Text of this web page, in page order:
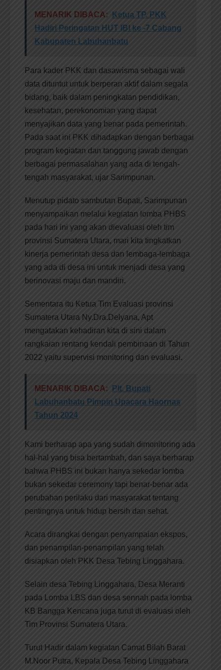
MENARIK DIBACA:
Ketua TP. PKK
Hadiri Peringatan HUT IBI ke -7 Cabang
Kabupaten Labuhanbatu
Para kader PKK dan dasawisma sebagai wali
data dituntut untuk berperan aktif dalam segala
bidang, baik dalam peningkatan pendidikan,
kesehatan, perekonomian yang dapat
menyajikan data yang benar pada pemerintah.
Pada saat ini PKK dihadapkan dengan berbagai
program kegiatan dan tanggung jawab dengan
berbagai permasalahan yang ada di tengah-
tengah masyarakat, ujar Sarimpunan.
Menutup pidato sambutan Bupati, Sarimpunan
menyampaikan melalui kegiatan lomba PHBS
pada hari ini yang akan dievaluasi oleh tim
provinsi Sumatera Utara, mari kita tingkatkan
kinerja pemerintah desa dan lembaga-lembaga
yang ada di desa ini untuk menjadi desa yang
berinovasi maju dan mandiri.
Sementara itu Ketua Tim Evaluasi provinsi
Sumatera Utara Ny.Dra.Delyana, Apt
mengatakan kehadiran kita di sini dalam
rangkaian rentang kendali pembinaan di Tahun
2022 yaitu supervisi monitoring dan evaluasi.
MENARIK DIBACA:
Plt. Bupati
Labuhanbatu Pimpin Upacara Haornas
Tahun 2024
Kami berharap apa yang sudah dimonitoring ada
hal-hal yang bisa bertambah, dan saya berharap
bahwa PHBS ini bukan hanya sekedar lomba
bukan sekedar ceremony tapi benar-benar ada
perubahan perilaku dari masyarakat tentang
pentingnya untuk hidup bersih dan sehat.
Acara dirangkai dengan penyampaian ekspos,
dan penampilan-penampilan yang telah
disiapkan oleh PKK Desa Tebing Linggahara.
Selain desa Tebing Linggahara, Desa Meranti
pada Lomba LBS dan desa sennah pada lomba
KB Bangga Kencana juga turut di evaluasi oleh
Tim Provinsi Sumatera Utara.
Turut Hadir dalam kegiatan Camat Bilah Barat
M.Noor Putra, Kepala Desa Tebing Linggahara